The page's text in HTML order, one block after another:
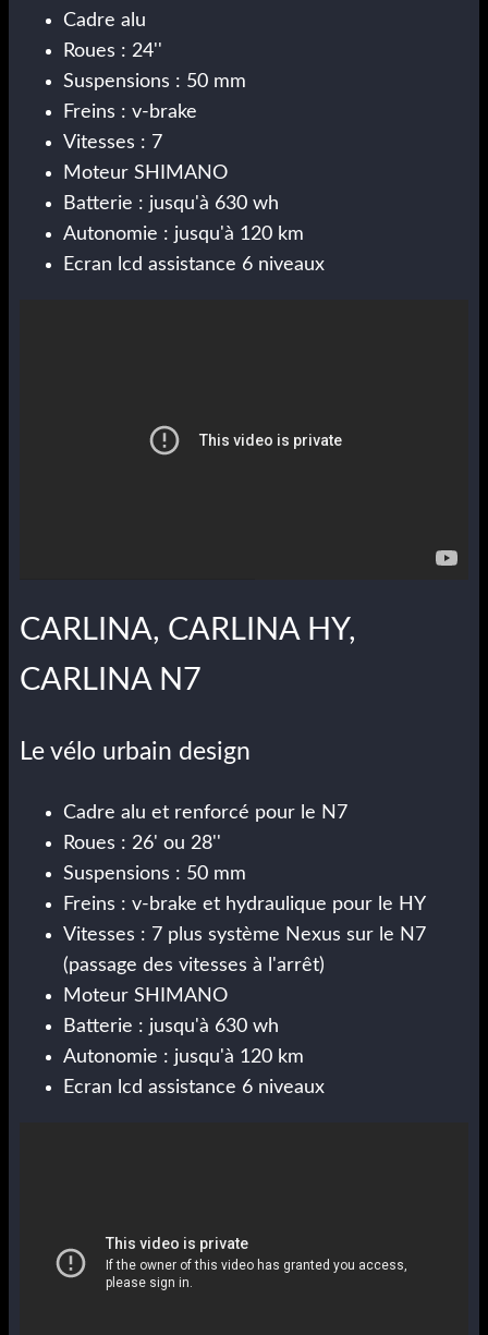
Cadre alu
Roues : 24''
Suspensions : 50 mm
Freins : v-brake
Vitesses : 7
Moteur SHIMANO
Batterie : jusqu'à 630 wh
Autonomie : jusqu'à 120 km
Ecran lcd assistance 6 niveaux
CARLINA, CARLINA HY,
CARLINA N7
Le vélo urbain design
Cadre alu et renforcé pour le N7
Roues : 26' ou 28''
Suspensions : 50 mm
Freins : v-brake et hydraulique pour le HY
Vitesses : 7 plus système Nexus sur le N7
(passage des vitesses à l'arrêt)
Moteur SHIMANO
Batterie : jusqu'à 630 wh
Autonomie : jusqu'à 120 km
Ecran lcd assistance 6 niveaux